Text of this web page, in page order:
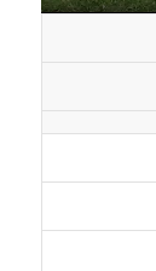
Play